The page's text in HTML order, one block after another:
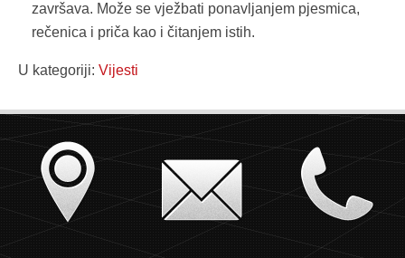
završava. Može se vježbati ponavljanjem pjesmica,
rečenica i priča kao i čitanjem istih.
U kategoriji: Vijesti